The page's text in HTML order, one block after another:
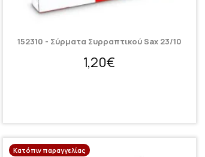
152310 - Σύρματα Συρραπτικού Sax 23/10
1,20€
Κατόπιν παραγγελίας